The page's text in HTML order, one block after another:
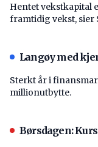
Hentet vekstkapital
framtidig vekst, sier
Langøy med
Sterkt år i
millionutbytte.
Børsdagen: